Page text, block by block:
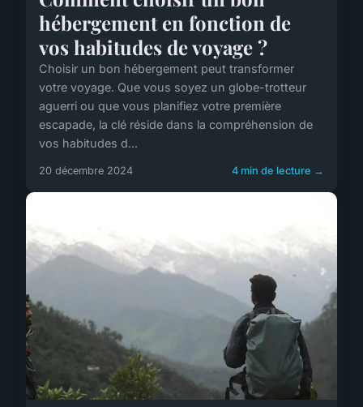
hébergement en fonction de
vos habitudes de voyage ?
Choisir un bon hébergement peut transformer
votre voyage. Que vous soyez un globe-trotteur
aguerri ou que vous planifiez votre première
escapade, la clé réside dans la compréhension de
vos habitudes d...
20 décembre 2024 4 min de lecture →